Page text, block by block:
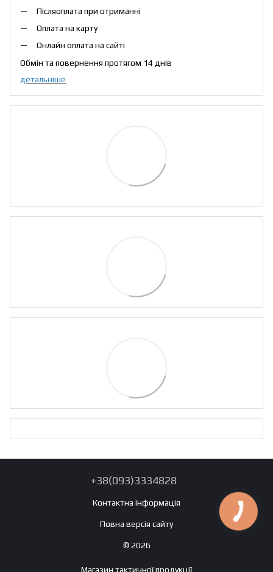
Післяоплата при отриманні
Оплата на карту
Онлайн оплата на сайті
Обмін та повернення протягом 14 днів
детальніше
+38(093)3334828
Контактна інформація
Повна версія сайту
© 2026
Магазин тактичної продукції